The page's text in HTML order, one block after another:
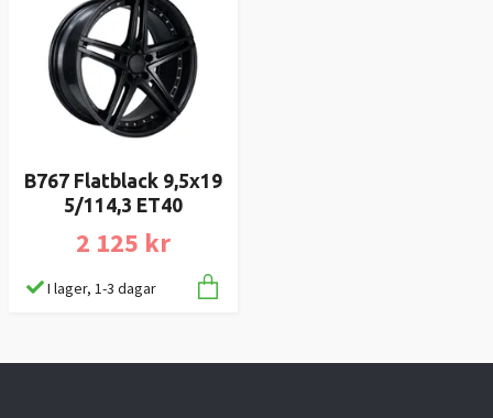
B767 Flatblack 9,5x19
5/114,3 ET40
2 125 kr
I lager, 1-3 dagar